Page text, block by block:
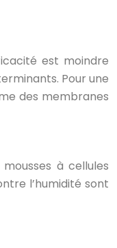
est moindre
Pour une
des membranes
à cellules
l’humidité sont